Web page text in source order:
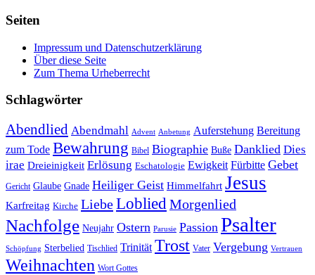
Seiten
Impressum und Datenschutzerklärung
Über diese Seite
Zum Thema Urheberrecht
Schlagwörter
Abendlied Abendmahl Advent Anbetung Auferstehung Bereitung
zum Tode Bewahrung Bibel Biographie Buße Danklied Dies
irae Dreieinigkeit Erlösung Eschatologie Ewigkeit Fürbitte Gebet
Gericht Glaube Gnade Heiliger Geist Himmelfahrt Jesus
Karfreitag Kirche LiebeLoblied Morgenlied
Nachfolge Neujahr Ostern Parusie Passion Psalter
Schöpfung Sterbelied Tischlied Trinität Trost Vater Vergebung Vertrauen
Weihnachten Wort Gottes